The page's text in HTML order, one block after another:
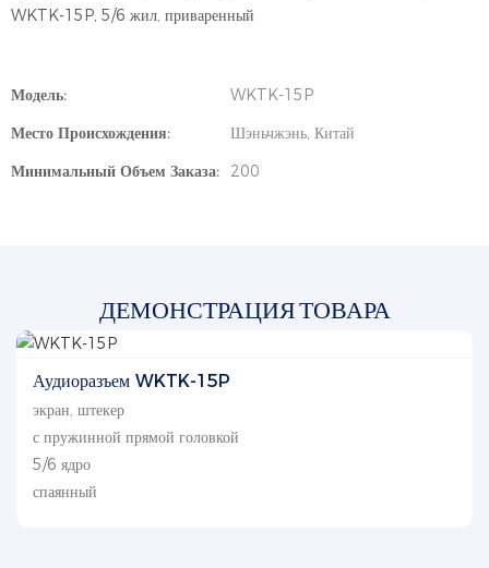
WKTK-15P, 5/6 жил, приваренный
Модель:
WKTK-15P
Место Происхождения:
Шэньчжэнь, Китай
Минимальный Объем Заказа:
200
ДЕМОНСТРАЦИЯ ТОВАРА
Аудиоразъем WKTK-15P
экран, штекер
с пружинной прямой головкой
5/6 ядро
спаянный